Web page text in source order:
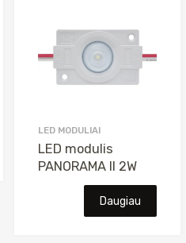
LED MODULIAI
LED modulis
PANORAMA II 2W
Daugiau